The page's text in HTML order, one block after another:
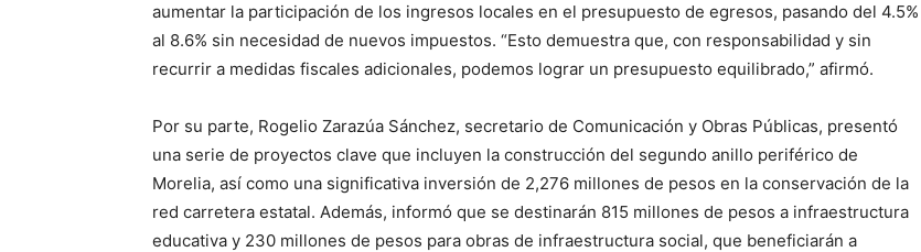
aumentar la participación de los ingresos locales en el presupuesto de egresos, pasando del 4.5%
al 8.6% sin necesidad de nuevos impuestos. “Esto demuestra que, con responsabilidad y sin
recurrir a medidas fiscales adicionales, podemos lograr un presupuesto equilibrado,” afirmó.
Por su parte, Rogelio Zarazúa Sánchez, secretario de Comunicación y Obras Públicas, presentó
una serie de proyectos clave que incluyen la construcción del segundo anillo periférico de
Morelia, así como una significativa inversión de 2,276 millones de pesos en la conservación de la
red carretera estatal. Además, informó que se destinarán 815 millones de pesos a infraestructura
educativa y 230 millones de pesos para obras de infraestructura social, que beneficiarán a